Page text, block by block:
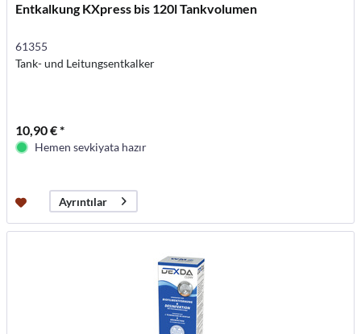
Entkalkung KXpress bis 120l Tankvolumen
61355
Tank- und Leitungsentkalker
10,90 € *
Hemen sevkiyata hazır
Ayrıntılar